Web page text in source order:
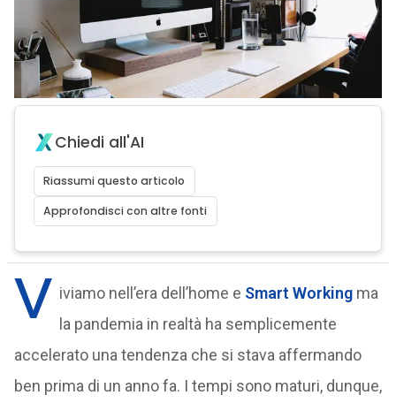
Chiedi all'AI
Riassumi questo articolo
Approfondisci con altre fonti
V iviamo nell’era dell’home e Smart Workingma
la pandemia in realtà ha semplicemente
accelerato una tendenza che si stava affermando
ben prima di un anno fa. I tempi sono maturi, dunque,